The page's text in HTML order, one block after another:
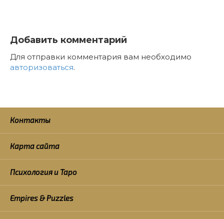
Добавить комментарий
Для отправки комментария вам необходимо
авторизоваться.
Контакты
Карта сайта
Психология и Таро
Empires & Puzzles